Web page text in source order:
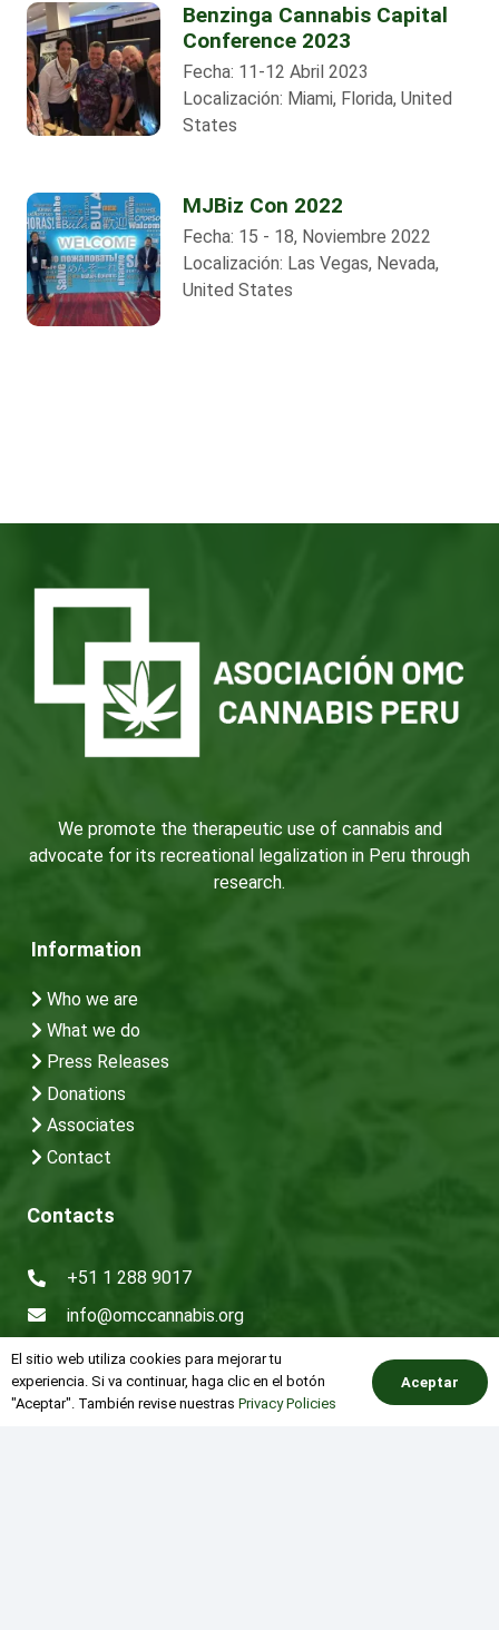
Benzinga Cannabis Capital
Conference 2023
Fecha: 11-12 Abril 2023
Localización: Miami, Florida, United
States
MJBiz Con 2022
Fecha: 15 - 18, Noviembre 2022
Localización: Las Vegas, Nevada,
United States
We promote the therapeutic use of cannabis and
advocate for its recreational legalization in Peru through
research.
Information
Who we are
What we do
Press Releases
Donations
Associates
Contact
Contacts
+51 1 288 9017
info@omccannabis.org
Av. 28 de Julio #562 Interior E, Miraflores, Lima –
Perú
El sitio web utiliza cookies para mejorar tu
experiencia. Si va continuar, haga clic en el botón
"Aceptar". También revise nuestras Privacy Policies
Aceptar